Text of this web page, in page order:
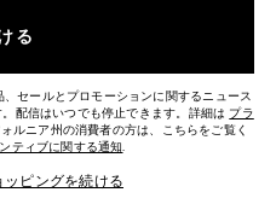
トを実施しておりますLet's Go!
る
セールとプロモーションに関するニュース
配信はいつでも停止できます。詳細は プラ
ルニア州の消費者の方は、こちらをご覧く
ティブに関する通知.
ピングを続ける